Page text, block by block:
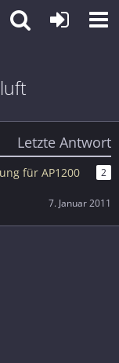
Letzte Antwort
für AP1200
2
7. Januar 2011